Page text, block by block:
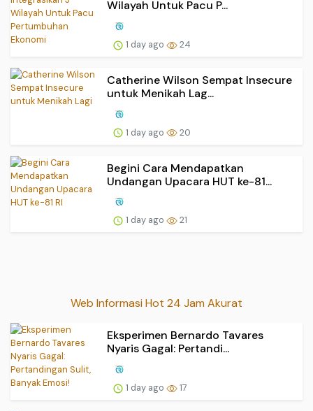
Wilayah Untuk Pacu P...
1 day ago 24
Catherine Wilson Sempat Insecure
untuk Menikah Lag...
1 day ago 20
Begini Cara Mendapatkan
Undangan Upacara HUT ke-81...
1 day ago 21
Web Informasi Hot 24 Jam Akurat
Eksperimen Bernardo Tavares
Nyaris Gagal: Pertandi...
1 day ago 17